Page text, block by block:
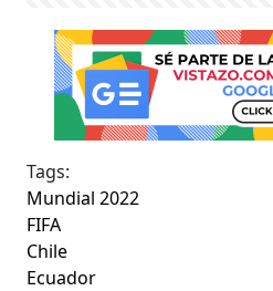
Tags:
Mundial 2022
FIFA
Chile
Ecuador